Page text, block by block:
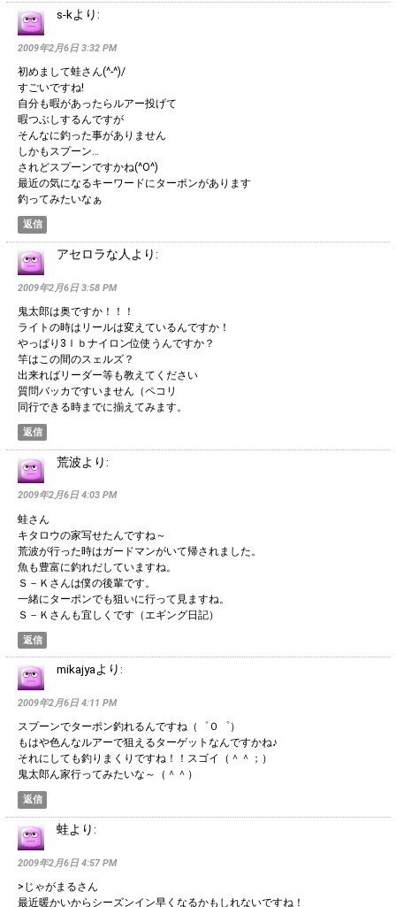
s-kより:
2009年2月6日 3:32 PM
初めまして蛙さん(^-^)/
すごいですね!
自分も暇があったらルアー投げて
暇つぶしするんですが
そんなに釣った事がありません
しかもスプーン…
されどスプーンですかね(^O^)
最近の気になるキーワードにターポンがあります
釣ってみたいなぁ
返信
アセロラな人 より:
2009年2月6日 3:58 PM
鬼太郎は奥ですか！！！
ライトの時はリールは変えているんですか！
やっぱり3ｌｂナイロン位使うんですか？
竿はこの間のスェルズ？
出来ればリーダー等も教えてください
質問バッカですいません（ペコリ
同行できる時までに揃えてみます。
返信
荒波より:
2009年2月6日 4:03 PM
蛙さん
キタロウの家写せたんですね～
荒波が行った時はガードマンがいて帰されました。
魚も豊富に釣れだしていますね。
Ｓ－Ｋさんは僕の後輩です。
一緒にターポンでも狙いに行って見ますね。
Ｓ－Ｋさんも宜しくです（エギング日記）
返信
mikajyaより:
2009年2月6日 4:11 PM
スプーンでターポン釣れるんですね（゜０゜）
もはや色んなルアーで狙えるターゲットなんですかね♪
それにしても釣りまくりですね！！スゴイ（＾＾；）
鬼太郎ん家行ってみたいな～（＾＾）
返信
蛙より:
2009年2月6日 4:57 PM
>じゃがまるさん
最近暖かいからシーズンイン早くなるかもしれないですね！